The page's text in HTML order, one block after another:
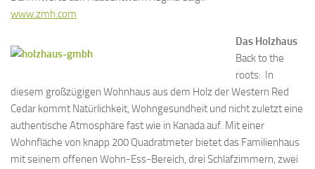
www.zmh.com
Das Holzhaus
Back to the
roots: In
diesem großzügigen Wohnhaus aus dem Holz der Western Red
Cedar kommt Natürlichkeit, Wohngesundheit und nicht zuletzt eine
authentische Atmosphäre fast wie in Kanada auf. Mit einer
Wohnfläche von knapp 200 Quadratmeter bietet das Familienhaus
mit seinem offenen Wohn-Ess-Bereich, drei Schlafzimmern, zwei